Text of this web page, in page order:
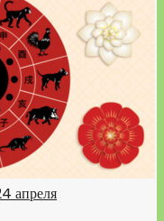
апреля